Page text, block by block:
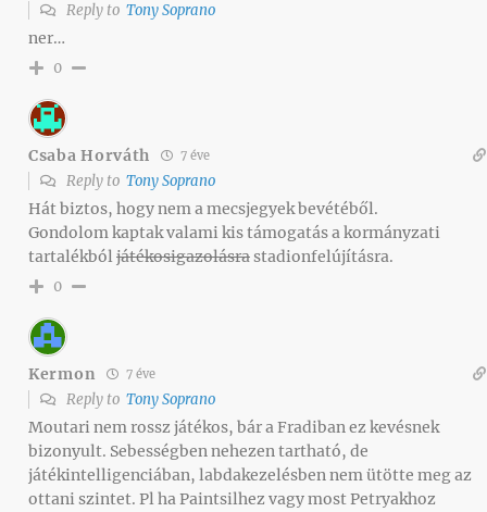
Reply to Tony Soprano
ner…
0
Csaba Horváth 7 éve
Reply to Tony Soprano
Hát biztos, hogy nem a mecsjegyek bevétéből.
Gondolom kaptak valami kis támogatás a kormányzati
tartalékbóljátékosigazolásrastadionfelújításra.
0
Kermon 7 éve
Reply to Tony Soprano
Moutari nem rossz játékos, bár a Fradiban ez kevésnek
bizonyult. Sebességben nehezen tartható, de
játékintelligenciában, labdakezelésben nem ütötte meg az
ottani szintet. Pl ha Paintsilhez vagy most Petryakhoz